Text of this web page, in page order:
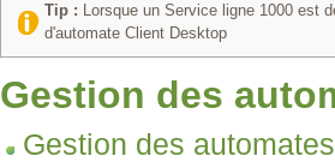
Tip : Lorsque un Service ligne 1000 est
d'automate Client Desktop
Gestion des
Gestion des automates